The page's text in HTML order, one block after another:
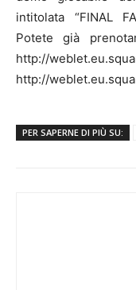
intitolata “FINAL
Potete già
http://
http://
PER SAPERNE DI PIÙ SU: